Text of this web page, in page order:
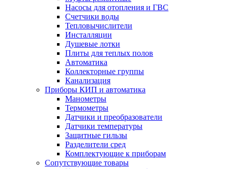
Насосы для отопления и ГВС
Счетчики воды
Тепловычислители
Инсталляции
Душевые лотки
Плиты для теплых полов
Автоматика
Коллекторные группы
Канализация
Приборы КИП и автоматика
Манометры
Термометры
Датчики и преобразователи
Датчики температуры
Защитные гильзы
Разделители сред
Комплектующие к приборам
Сопутствующие товары